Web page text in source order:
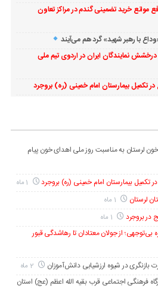
موانع خرید تضمینی گندم در مراکز تعاون
با رهبر شهید» گرد هم می‌آیند
درخشش نمایندگان ایران در اردوی تیم ملی
در تکمیل بیمارستان امام خمینی (ره) بروجرد
لرستان به مناسبت روز ملی اهدای خون پیام
تکمیل بیمارستان امام خمینی (ره) بروجرد
لرستان
در بروجرد
بی‌توجهی؛ از جولان معتادان تا رهاشدگی قبور
بازنگری در شیوه ارزشیابی دانش‌آموزان
فرهنگی اجتماعی قرب بقیه الله اعظم (عج) استان